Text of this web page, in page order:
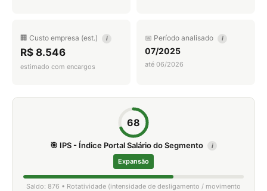
🏢 Custo empresa (est.) i
R$ 8.546
estimado com encargos
📅 Período analisado i
07/2025
até 06/2026
68
🎯 IPS - Índice Portal Salário do Segmento i
Expansão
Saldo: 876 • Rotatividade (intensidade de desligamento / movimento